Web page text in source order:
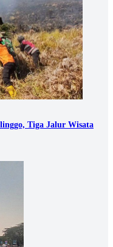
Tiga Jalur Wisata